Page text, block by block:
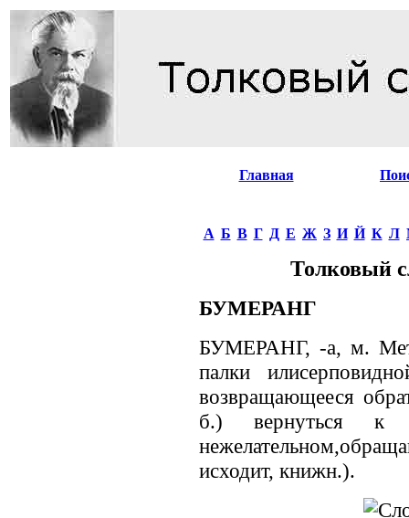
Главная
А Б В Г Д Е Ж З И Й К Л
Толковый
БУМЕРАНГ
БУМЕРАНГ, -а, м.
палки
возвращающееся
б.) вернуться к
исходит, книжн.).